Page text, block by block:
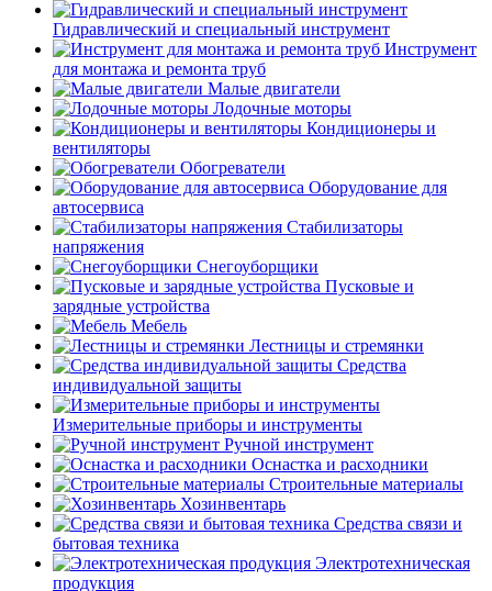
Гидравлический и специальный инструмент
Инструмент
для монтажа и ремонта труб
Малые двигатели
Лодочные моторы
Кондиционеры и
вентиляторы
Обогреватели
Оборудование для
автосервиса
Стабилизаторы
напряжения
Снегоуборщики
Пусковые и
зарядные устройства
Мебель
Лестницы и стремянки
Средства
индивидуальной защиты
Измерительные приборы и инструменты
Ручной инструмент
Оснастка и расходники
Строительные материалы
Хозинвентарь
Средства связи и
бытовая техника
Электротехническая
продукция